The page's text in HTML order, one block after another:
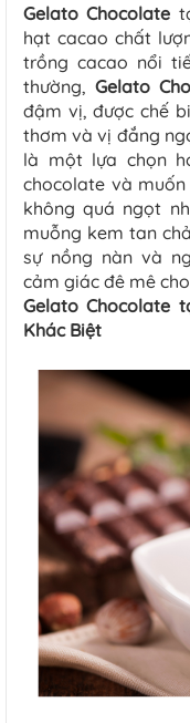
GelatoChocolate
hạt cacao chất
trồng cacao nổi
thường, Gelato
đậm vị, được chế
thơm và vị đắng
là một lựa chọn
chocolate và
không quá ngọt
muỗng kem tan
sự nồng nàn và
cảm giác đê mê
GelatoChocolate
Khác Biệt